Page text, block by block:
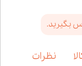
بگیرید.
نظرات